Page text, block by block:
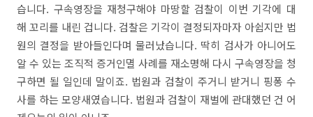
습니다. 구속영장을 재청구해야 마땅할 검찰이 이번 기각에 대
해 꼬리를 내린 겁니다. 검찰은 기각이 결정되자마자 아쉽지만 법
원의 결정을 받아들인다며 물러났습니다. 딱히 검사가 아니어도
알 수 있는 조직적 증거인멸 사례를 재소명해 다시 구속영장을 청
구하면 될 일인데 말이죠. 법원과 검찰이 주거니 받거니 핑퐁 수
사를 하는 모양새였습니다. 법원과 검찰이 재벌에 관대했던 건 어